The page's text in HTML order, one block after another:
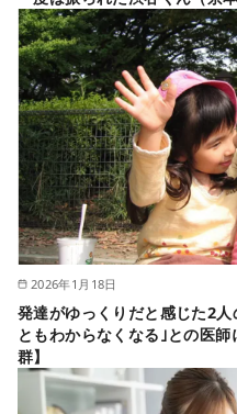
2026年1月18日
発達がゆっくりだと感じた2
ともわからなくなる｣との医
群】